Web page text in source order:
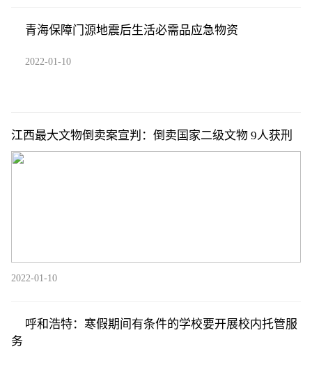
青海保障门源地震后生活必需品应急物资
2022-01-10
江西最大文物倒卖案宣判：倒卖国家二级文物 9人获刑
2022-01-10
呼和浩特：寒假期间有条件的学校要开展校内托管服
务